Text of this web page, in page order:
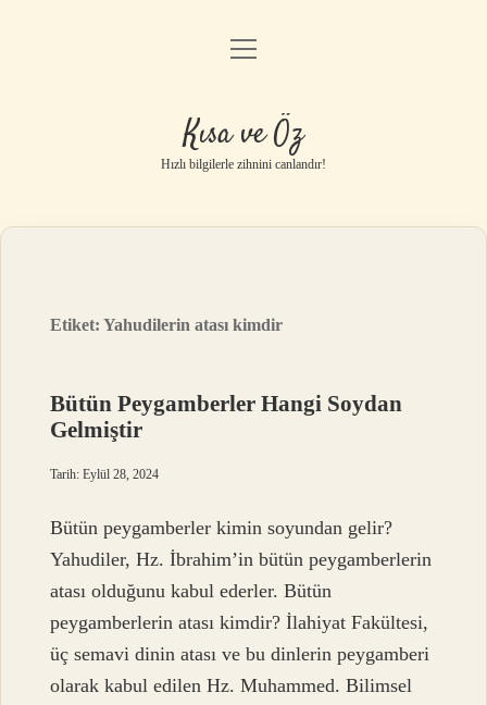
Anasayfa
Gizlilik Politikası
Yasal Uyarı
menüyü
Kısa ve Öz
Hızlı bilgilerle zihnini canlandır!
Etiket:Yahudilerin atası kimdir
Bütün Peygamberler Hangi Soydan
Gelmiştir
Tarih: Eylül 28, 2024
Bütün peygamberler kimin soyundan gelir?
Yahudiler, Hz. İbrahim’in bütün peygamberlerin
atası olduğunu kabul ederler. Bütün
peygamberlerin atası kimdir? İlahiyat Fakültesi,
üç semavi dinin atası ve bu dinlerin peygamberi
olarak kabul edilen Hz. Muhammed. Bilimsel